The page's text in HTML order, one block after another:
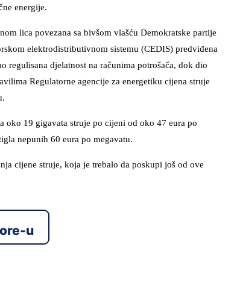
energije.
lica povezana sa bivšom vlašću Demokratske partije
elektrodistributivnom sistemu (CEDIS) predviđena
regulisana djelatnost na računima potrošača, dok dio
Regulatorne agencije za energetiku cijena struje
oko 19 gigavata struje po cijeni od oko 47 eura po
nepunih 60 eura po megavatu.
cijene struje, koja je trebalo da poskupi još od ove
u